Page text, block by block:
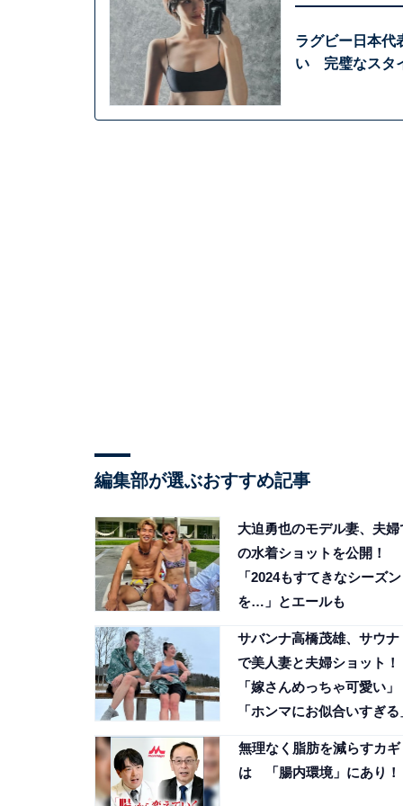
ラグビー日本代
い 完璧なスタ
編集部が選ぶおすすめ記事
大迫勇也のモデル妻、夫婦
の水着ショットを公開！
「2024もすてきなシーズン
を…」とエールも
サバンナ高橋茂雄、サウナ
で美人妻と夫婦ショット！
「嫁さんめっちゃ可愛い」
「ホンマにお似合いすぎる
無理なく脂肪を減らすカギ
は 「腸内環境」にあり！